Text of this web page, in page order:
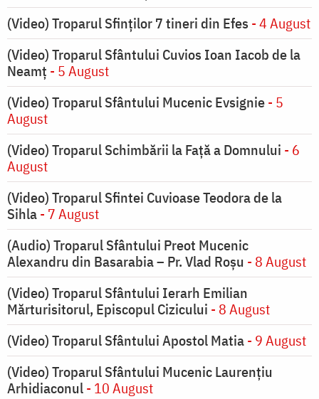
(Video) Troparul Sfinților 7 tineri din Efes - 4 August
(Video) Troparul Sfântului Cuvios Ioan Iacob de la
Neamț - 5 August
(Video) Troparul Sfântului Mucenic Evsignie- 5
August
(Video) Troparul Schimbării la Față a Domnului - 6
August
(Video) Troparul Sfintei Cuvioase Teodora de la
Sihla- 7 August
(Audio) Troparul Sfântului Preot Mucenic
Alexandru din Basarabia – Pr. Vlad Roșu - 8 August
(Video) Troparul Sfântului Ierarh Emilian
Mărturisitorul, Episcopul Cizicului - 8 August
(Video) Troparul Sfântului Apostol Matia- 9 August
(Video) Troparul Sfântului Mucenic Laurențiu
Arhidiaconul- 10 August